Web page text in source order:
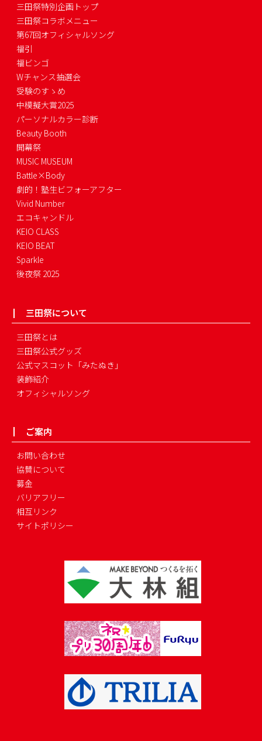
三田祭特別企画トップ
三田祭コラボメニュー
第67回オフィシャルソング
福引
福ビンゴ
Wチャンス抽選会
受験のすゝめ
中模擬大賞2025
パーソナルカラー診断
Beauty Booth
開幕祭
MUSIC MUSEUM
Battle×Body
劇的！塾生ビフォーアフター
Vivid Number
エコキャンドル
KEIO CLASS
KEIO BEAT
Sparkle
後夜祭 2025
三田祭について
三田祭とは
三田祭公式グッズ
公式マスコット「みたぬき」
装飾紹介
オフィシャルソング
ご案内
お問い合わせ
協賛について
募金
バリアフリー
相互リンク
サイトポリシー